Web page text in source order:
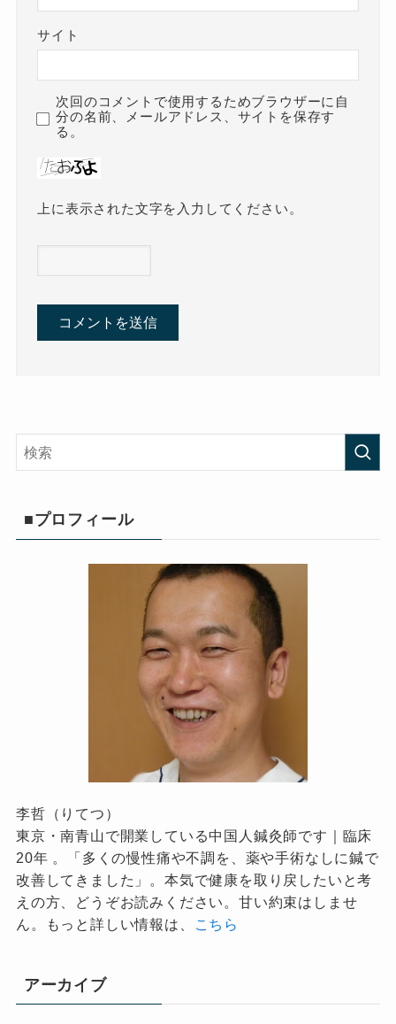
サイト
次回のコメントで使用するためブラウザーに自
分の名前、メールアドレス、サイトを保存す
る。
上に表示された文字を入力してください。
■プロフィール
李哲（りてつ）
東京・南青山で開業している中国人鍼灸師です｜臨床
20年 。「多くの慢性痛や不調を、薬や手術なしに鍼で
改善してきました」。本気で健康を取り戻したいと考
えの方、どうぞお読みください。甘い約束はしませ
ん。もっと詳しい情報は、
こちら
アーカイブ